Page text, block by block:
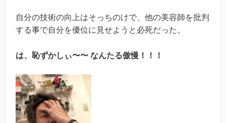
自分の技術の向上はそっちのけで、他の美容師を批判
する事で自分を優位に見せようと必死だった。
は、恥ずかしぃ〜〜 なんたる傲慢！！！